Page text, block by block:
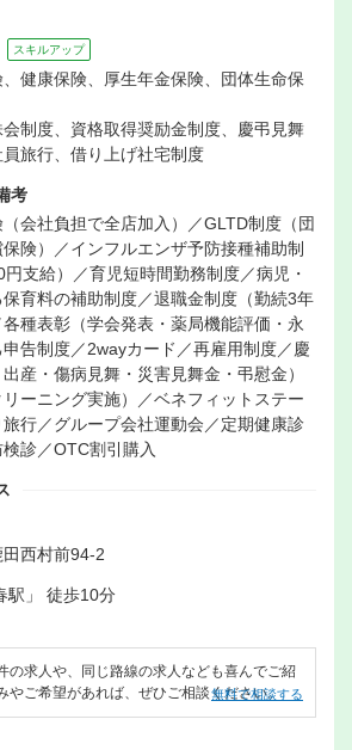
スキルアップ
健康保険、厚生年金保険、団体生命保
制度、資格取得奨励金制度、慶弔見舞
旅行、借り上げ社宅制度
考
会社負担で全店加入）／GLTD制度（団
険）／インフルエンザ予防接種補助制
支給）／育児短時間勤務制度／病児・
育料の補助制度／退職金制度（勤続3年
種表彰（学会発表・薬局機能評価・永
告制度／2wayカード／再雇用制度／慶
産・傷病見舞・災害見舞金・弔慰金）
ーニング実施）／ベネフィットステー
行／グループ会社運動会／定期健康診
診／OTC割引購入
西村前94-2
駅」 徒歩10分
の求人や、同じ路線の求人なども喜んでご紹
やご希望があれば、ぜひご相談ください。
無料で相談する